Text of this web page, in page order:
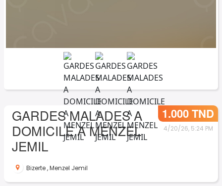
GARDES MALADES A
DOMICILE A MENZEL
JEMIL
1.000 TND
4/20/26, 5:24 PM
Bizerte,Menzel Jemil